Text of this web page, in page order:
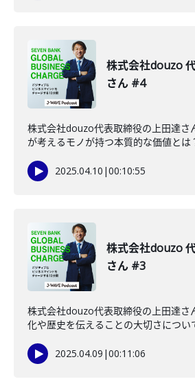
株式会社douzo
さん #4
株式会社douzo代表取締役の上田達さ
が考えるモノが持つ本質的な価値とは
2025.04.10 |00:10:55
株式会社douzo
さん #3
株式会社douzo代表取締役の上田達さ
化や歴史を伝えることの大切さについ
2025.04.09 |00:11:06